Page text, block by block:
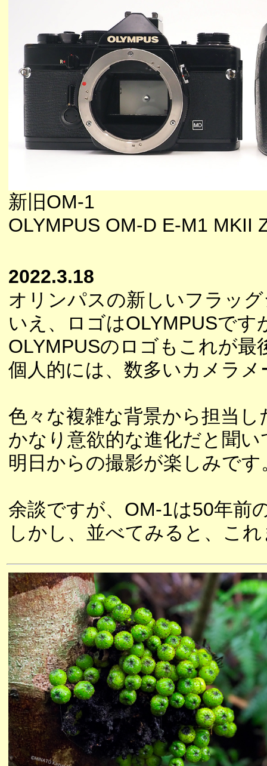
新旧OM-1
OLYMPUS OM-D E-M1 MKII
2022.3.18
オリンパスの新しいフラッ
いえ、ロゴはOLYMPUSです
OLYMPUSのロゴもこれが最
個人的には、数多いカメラ
色々な複雑な背景から担当
かなり意欲的な進化だと聞
明日からの撮影が楽しみです
余談ですが、OM-1は50年前
しかし、並べてみると、こ